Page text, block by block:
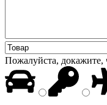
Пожалуйста, докажите,